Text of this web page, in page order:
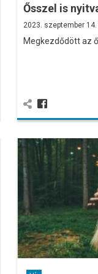
Ősszel is
2023. szeptember 14.
Megkezdődött az